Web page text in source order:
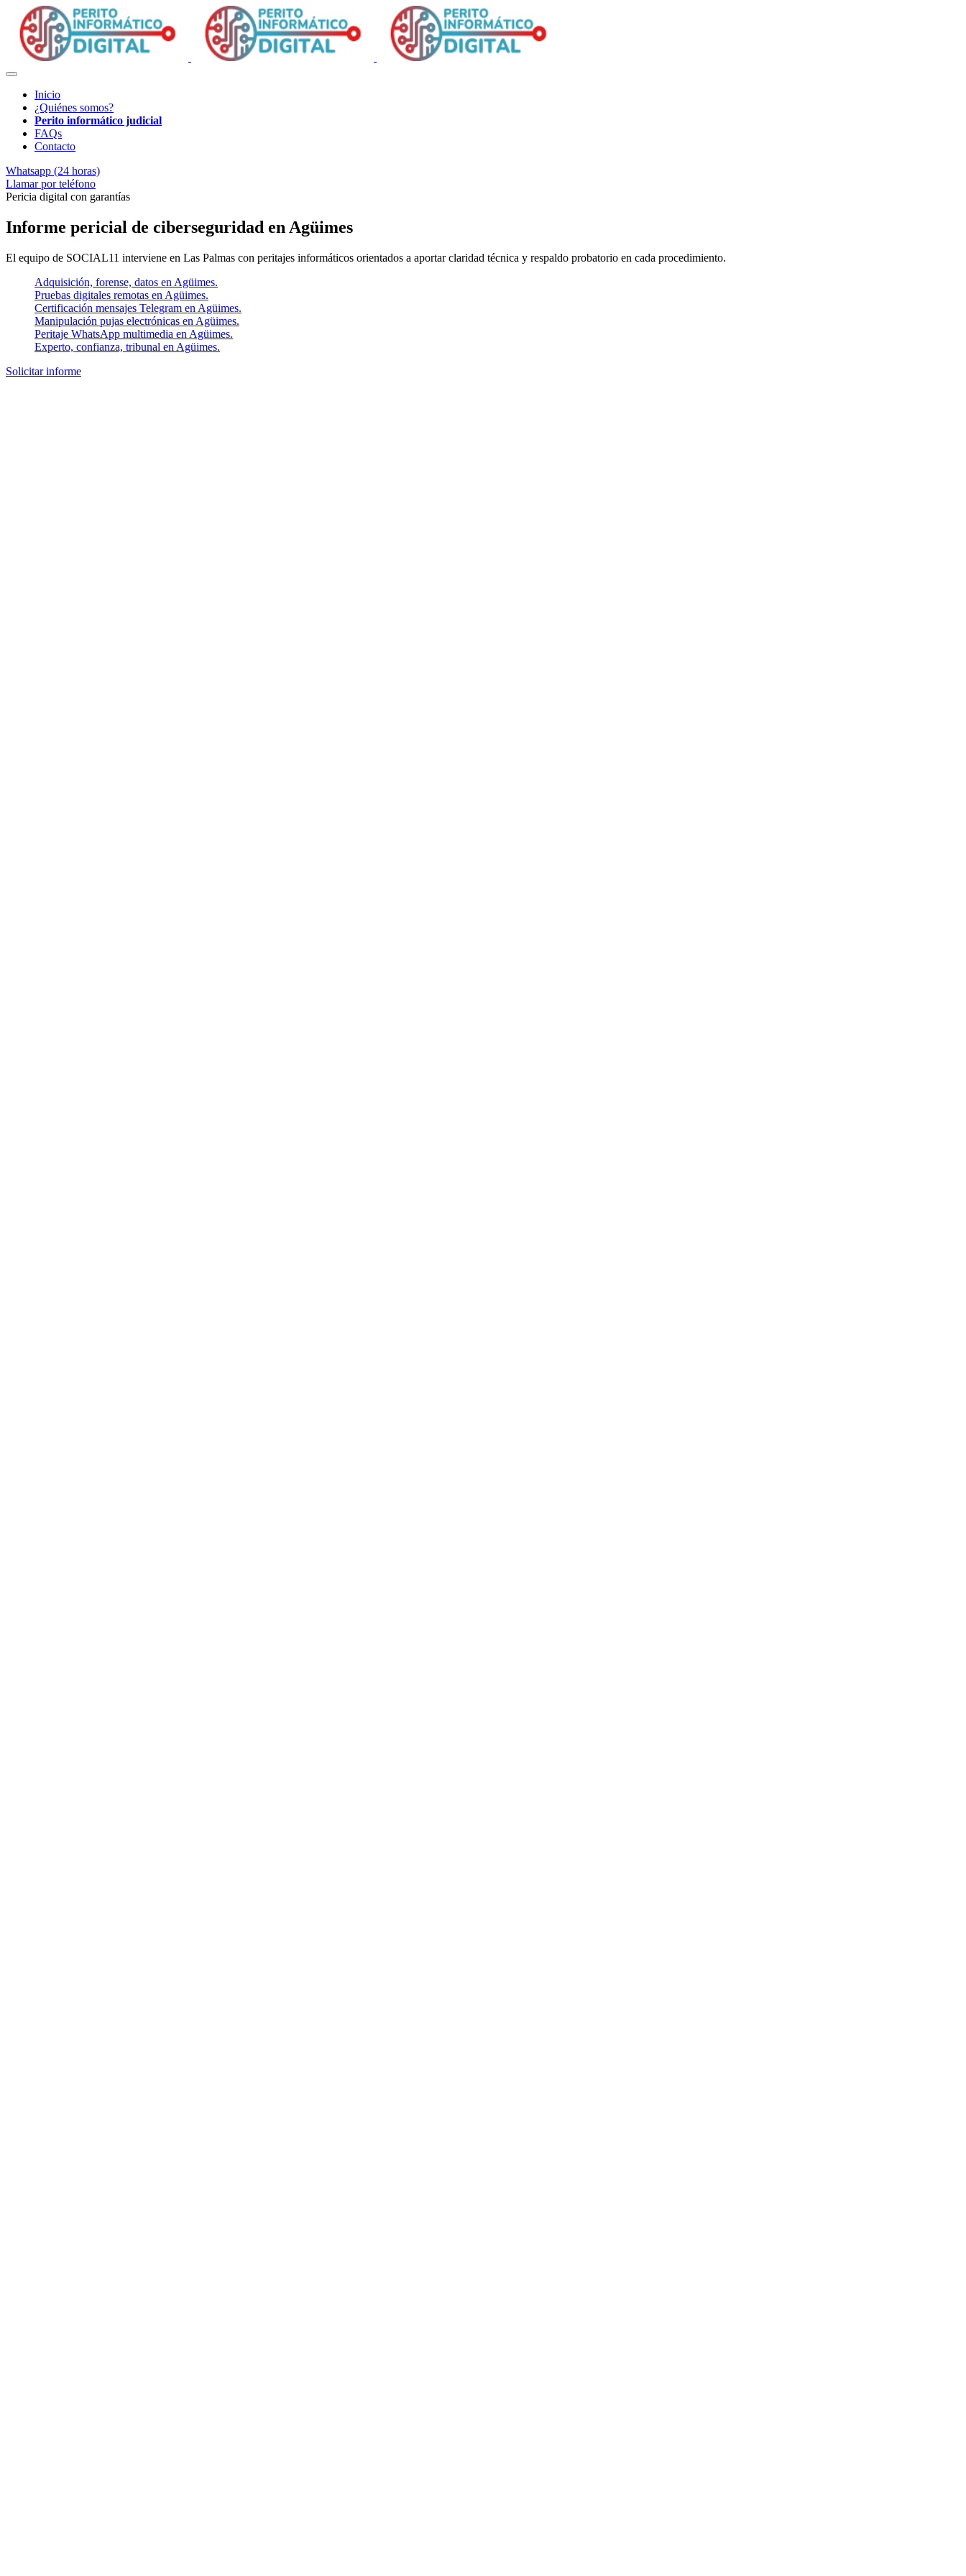
Inicio
¿Quiénes somos?
Perito informático judicial
FAQs
Contacto
Whatsapp (24 horas)
Llamar por teléfono
Pericia digital con garantías
Informe pericial de ciberseguridad en Agüimes
El equipo de SOCIAL11 interviene en Las Palmas con peritajes informáticos orientados a aportar claridad técnica y respaldo probatorio en cada procedimiento.
Adquisición, forense, datos en Agüimes.
Pruebas digitales remotas en Agüimes.
Certificación mensajes Telegram en Agüimes.
Manipulación pujas electrónicas en Agüimes.
Peritaje WhatsApp multimedia en Agüimes.
Experto, confianza, tribunal en Agüimes.
Solicitar informe